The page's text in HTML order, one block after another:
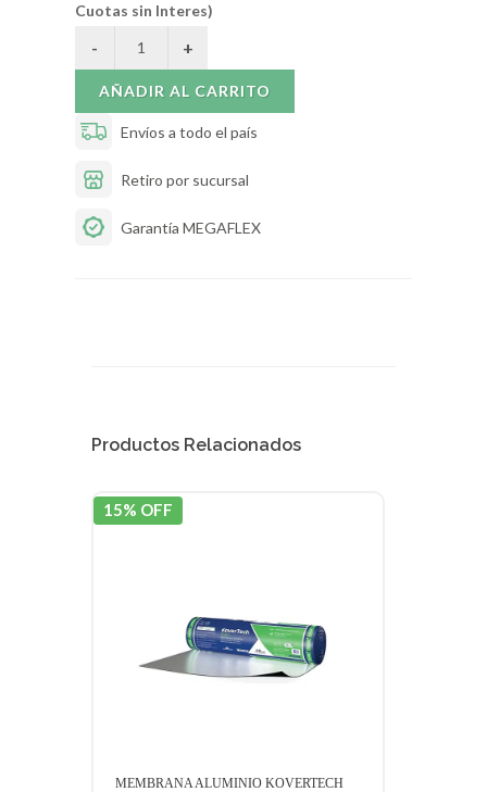
Cuotas sin Interes)
AÑADIR AL CARRITO
Envíos a todo el país
Retiro por sucursal
Garantía MEGAFLEX
Productos Relacionados
15% OFF
MEMBRANA ALUMINIO KOVERTECH